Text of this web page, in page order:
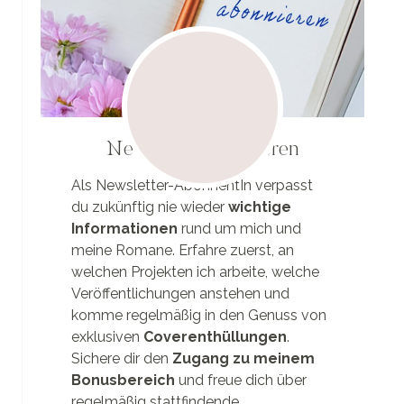
Newsletter abonnieren
Als Newsletter-AbonnentIn verpasst
du zukünftig nie wiederwichtige
Informationen rund um mich und
meine Romane. Erfahre zuerst, an
welchen Projekten ich arbeite, welche
Veröffentlichungen anstehen und
komme regelmäßig in den Genuss von
exklusiven Coverenthüllungen.
Sichere dir den Zugang zu meinem
Bonusbereich und freue dich über